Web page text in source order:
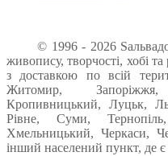
© 1996 - 2026 Sальвадор
живопису, творчості, хобі
з доставкою по всій
Житомир,
Кропивницький, Луцьк,
Рівне, Суми,
Хмельницький, Черкаси,
інший населений пункт, де